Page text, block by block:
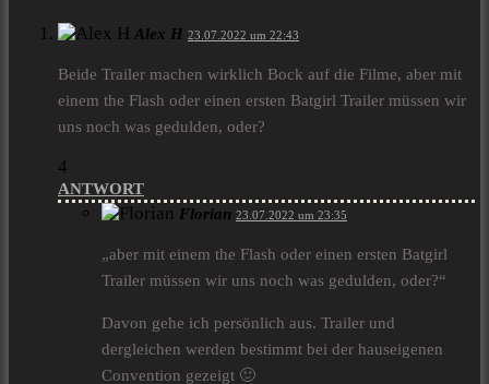
Alex H 23.07.2022 um 22:43
Beide Trailer machen wirklich Bock auf die Filme, aber mit
einem the Flash oder einen ersten Batgirl Trailer müssen wir
uns noch was gedulden, oder?
4
ANTWORT
Florian 23.07.2022 um 23:35
„aber mit einem the Flash oder einen ersten Batgirl
Trailer müssen wir uns noch was gedulden, oder?“
Davon gehe ich persönlich aus. Trailer und
dergleichen werden bestimmt bei der hauseigenen
Convention gezeigt 🙂